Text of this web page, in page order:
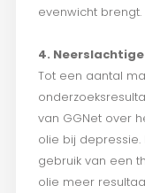
evenwicht brengt.
4.
Tot een aantal
van GGNet over
olie bij
gebruik van een
olie meer